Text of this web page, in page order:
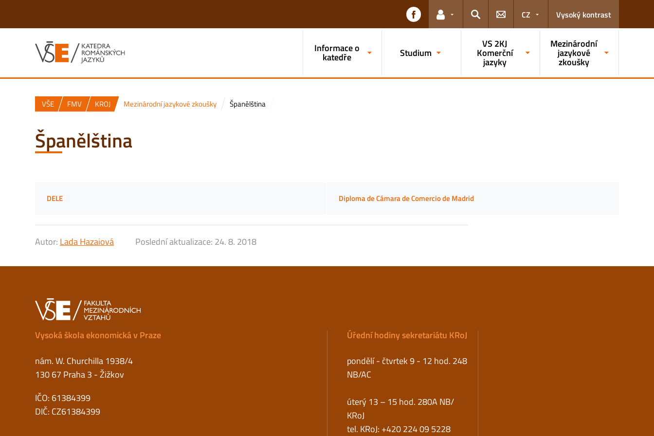
Odkazy pro uživatele
Hledat
CZ Vysoký kontrast
Informace o
katedře Studium
VS 2KJ
Komerční
jazyky
Mezinárodní
jazykové
zkoušky
VŠE FMV KROJ Mezinárodní jazykové zkoušky Španělština
Španělština
DELE Diploma de Cámara de Comercio de Madrid
Autor: Lada Hazaiová Poslední aktualizace: 24. 8. 2018
Vysoká škola ekonomická v Praze
nám. W. Churchilla 1938/4
130 67 Praha 3 - Žižkov
IČO: 61384399
DIČ: CZ61384399
Úřední hodiny sekretariátu KRoJ
pondělí - čtvrtek 9 - 12 hod. 248
NB/AC
úterý 13 – 15 hod. 280A NB/
KRoJ
tel. KRoJ: +420 224 09 5228